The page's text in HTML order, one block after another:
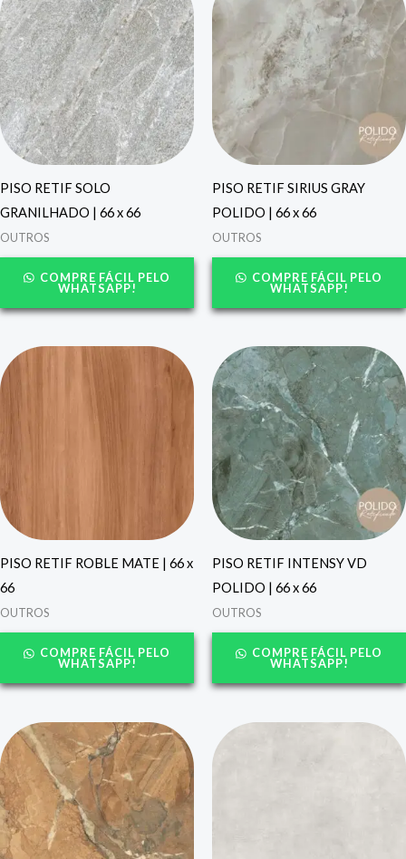
PISO RETIF SOLO
GRANILHADO | 66 x 66
OUTROS
COMPRE FÁCIL PELO
WHATSAPP!
PISO RETIF SIRIUS GRAY
POLIDO | 66 x 66
OUTROS
COMPRE FÁCIL PELO
WHATSAPP!
PISO RETIF ROBLE MATE | 66 x
66
OUTROS
COMPRE FÁCIL PELO
WHATSAPP!
PISO RETIF INTENSY VD
POLIDO | 66 x 66
OUTROS
COMPRE FÁCIL PELO
WHATSAPP!